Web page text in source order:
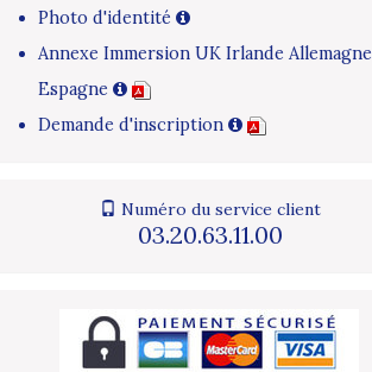
Photo d'identité
Annexe Immersion UK Irlande Allemagne
Espagne
Demande d'inscription
Numéro du service client
03.20.63.11.00